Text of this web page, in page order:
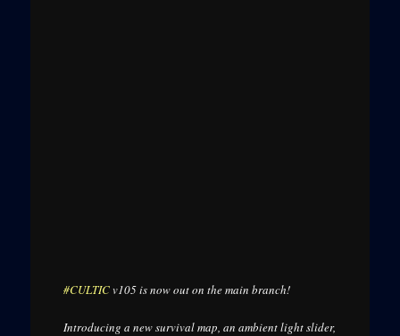
#CULTICv105 is now out on the main branch!
Introducing a new survival map, an ambient light slider,